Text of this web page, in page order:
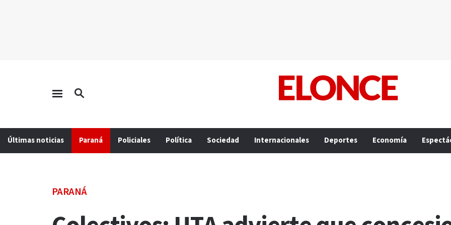
Últimas noticias Paraná Policiales Política Sociedad Internacionales Deportes Economía
PARANÁ